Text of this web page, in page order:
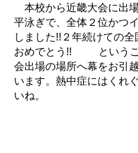
本校から近畿大会に出
平泳ぎで、全体２位かつ
しました!!２年続けての全
おめでとう!! というこ
会出場の場所へ幕をお引
います。熱中症にはくれ
いね。